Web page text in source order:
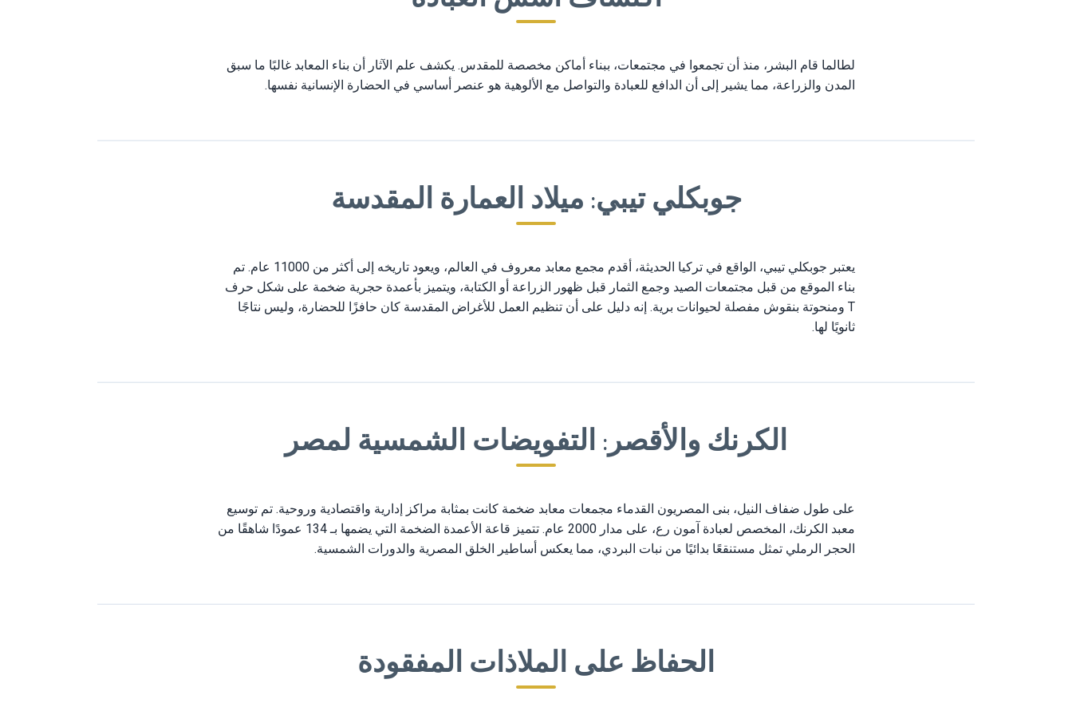
لطالما قام البشر، منذ أن تجمعوا في مجتمعات، ببناء أماكن مخصصة للمقدس. يكشف علم الآثار أن بناء المعابد غالبًا ما سبق
المدن والزراعة، مما يشير إلى أن الدافع للعبادة والتواصل مع الألوهية هو عنصر أساسي في الحضارة الإنسانية نفسها.
جوبكلي تيبي: ميلاد العمارة المقدسة
يعتبر جوبكلي تيبي، الواقع في تركيا الحديثة، أقدم مجمع معابد معروف في العالم، ويعود تاريخه إلى أكثر من 11000 عام. تم
بناء الموقع من قبل مجتمعات الصيد وجمع الثمار قبل ظهور الزراعة أو الكتابة، ويتميز بأعمدة حجرية ضخمة على شكل حرف
T ومنحوتة بنقوش مفصلة لحيوانات برية. إنه دليل على أن تنظيم العمل للأغراض المقدسة كان حافزًا للحضارة، وليس نتاجًا
ثانويًا لها.
الكرنك والأقصر: التفويضات الشمسية لمصر
على طول ضفاف النيل، بنى المصريون القدماء مجمعات معابد ضخمة كانت بمثابة مراكز إدارية واقتصادية وروحية. تم توسيع
معبد الكرنك، المخصص لعبادة آمون رع، على مدار 2000 عام. تتميز قاعة الأعمدة الضخمة التي يضمها بـ 134 عمودًا شاهقًا من
الحجر الرملي تمثل مستنقعًا بدائيًا من نبات البردي، مما يعكس أساطير الخلق المصرية والدورات الشمسية.
الحفاظ على الملاذات المفقودة